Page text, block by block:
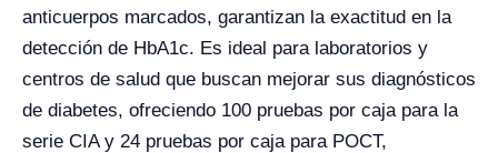
anticuerpos marcados, garantizan la exactitud en la
detección de HbA1c. Es ideal para laboratorios y
centros de salud que buscan mejorar sus diagnósticos
de diabetes, ofreciendo 100 pruebas por caja para la
serie CIA y 24 pruebas por caja para POCT,